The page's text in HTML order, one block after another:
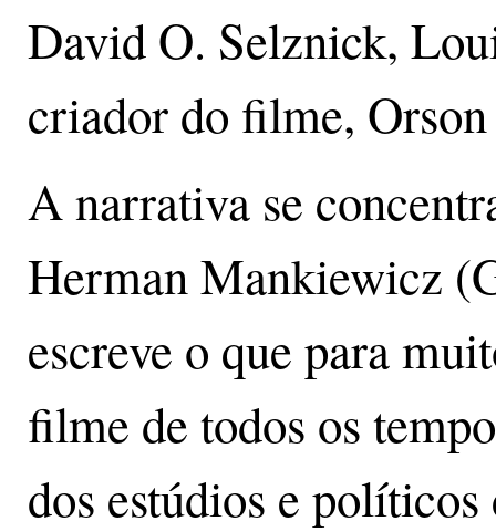
David O. Selznick,
criador do filme,
A narrativa se
Herman Mankiewicz
escreve o que para
filme de todos os
dos estúdios e